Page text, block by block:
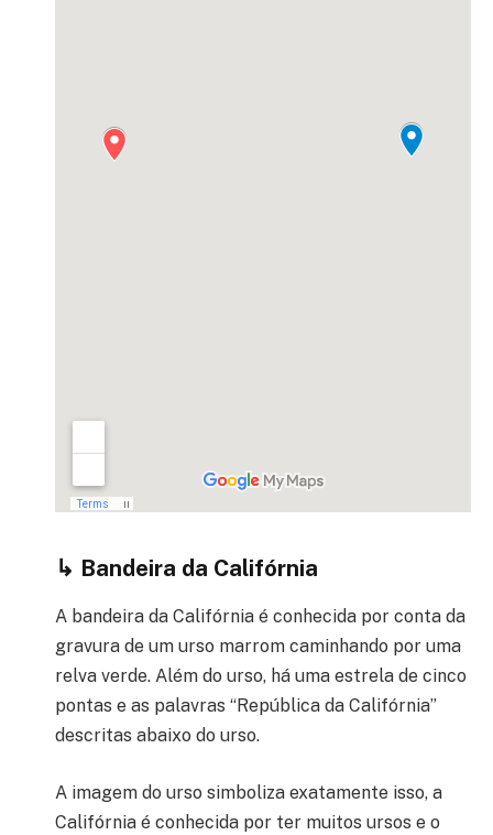
↳ Bandeira da Califórnia
A bandeira da Califórnia é conhecida por conta da
gravura de um urso marrom caminhando por uma
relva verde. Além do urso, há uma estrela de cinco
pontas e as palavras “República da Califórnia”
descritas abaixo do urso.
A imagem do urso simboliza exatamente isso, a
Califórnia é conhecida por ter muitos ursos e o